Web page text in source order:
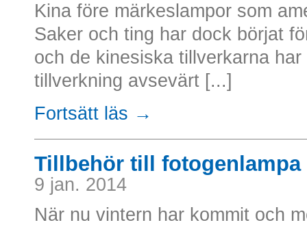
Kina före märkeslampor som
Saker och ting har dock börjat
och de kinesiska tillverkarna
tillverkning avsevärt [...]
Fortsätt läs →
Tillbehör till fotogenlampa
9 jan. 2014
När nu vintern har kommit och